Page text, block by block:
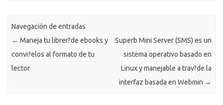
i
ti
r
Navegación de entradas
← Maneja tu librer?de ebooks y
convi?elos al formato de tu
lector
Superb Mini Server (SMS) es un
sistema operativo basado en
Linux y manejable a trav?de la
interfaz basada en Webmin →